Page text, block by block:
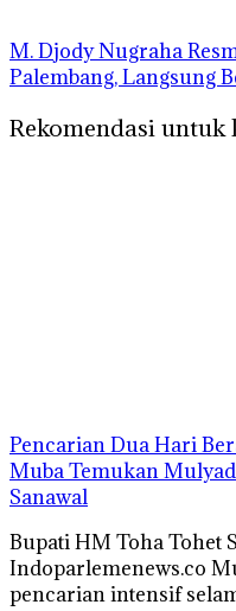
M. Djody Nugraha
Palembang, Langsung
Rekomendasi untuk
Pencarian Dua Hari
Muba Temukan
Sanawal
Bupati HM Toha Tohet
Indoparlemenews.co
pencarian intensif